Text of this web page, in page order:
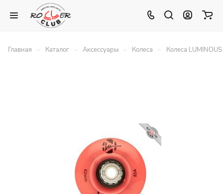
Главная – Каталог – Аксессуары – Колеса – Колеса